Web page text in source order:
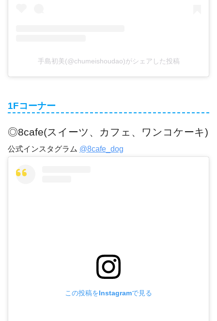
手島初美(@chumeishoudao)がシェアした投稿
1Fコーナー
◎8cafe(スイーツ、カフェ、ワンコケーキ)
公式インスタグラム @8cafe_dog
この投稿をInstagramで見る